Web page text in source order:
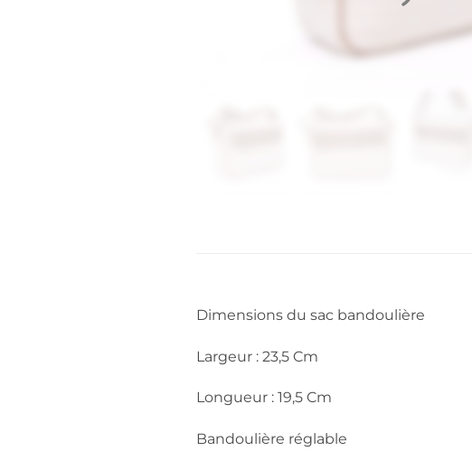
Dimensions du sac bandoulière
Largeur : 23,5 Cm
Longueur : 19,5 Cm
Bandoulière réglable